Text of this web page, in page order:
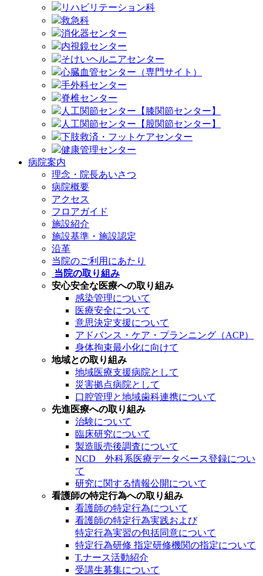
リハビリテーション科
救急科
消化器センター
内視鏡センター
そけいヘルニアセンター
心臓血管センター（専門サイト）
手外科センター
脊椎センター
人工関節センター【膝関節センター】
人工関節センター【股関節センター】
下肢救済・フットケアセンター
健康管理センター
病院案内
理念・院長あいさつ
病院概要
アクセス
フロアガイド
施設紹介
施設基準・施設認定
沿革
当院のご利用にあたり
当院の取り組み
安心安全な医療への取り組み
感染管理について
医療安全について
意思決定支援について
アドバンス・ケア・プランニング（ACP）
身体拘束最小化に向けて
地域との取り組み
地域医療支援病院として
災害拠点病院として
口腔管理と地域歯科連携について
先進医療への取り組み
治験について
臨床研究について
製造販売後調査について
NCD 外科系医療データベース登録につい
て
研究に関する情報公開について
看護師の特定行為への取り組み
看護師の特定行為について
看護師の特定行為実践および
特定行為実習の包括同意について
特定行為研修 指定研修機関の指定について
T.ナース活動紹介
受講生募集について